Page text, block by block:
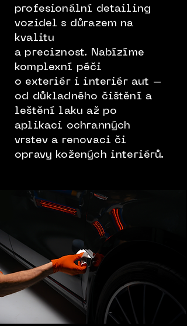
profesionální detailing
vozidel s důrazem na
kvalitu
a preciznost. Nabízíme
komplexní péči
o exteriér i interiér aut –
od důkladného čištění a
leštění laku až po
aplikaci ochranných
vrstev a renovaci či
opravy kožených interiérů.